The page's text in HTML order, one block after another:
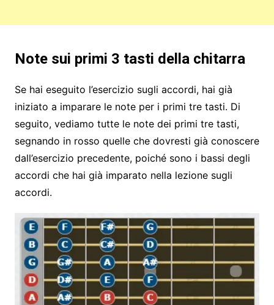
Note sui primi 3 tasti della chitarra
Se hai eseguito l’esercizio sugli accordi, hai già
iniziato a imparare le note per i primi tre tasti. Di
seguito, vediamo tutte le note dei primi tre tasti,
segnando in rosso quelle che dovresti già conoscere
dall’esercizio precedente, poiché sono i bassi degli
accordi che hai già imparato nella lezione sugli
accordi.